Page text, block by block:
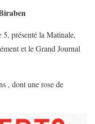
présenté la Matinale,
et le Grand Journal
, dont une rose de